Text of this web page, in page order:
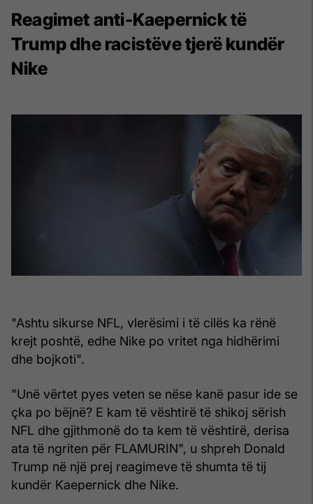
Reagimet anti-Kaepernick të
Trump dhe racistëve tjerë kundër
Nike
"Ashtu sikurse NFL, vlerësimi i të cilës ka rënë
krejt poshtë, edhe Nike po vritet nga hidhërimi
dhe bojkoti".
"Unë vërtet pyes veten se nëse kanë pasur ide se
çka po bëjnë? E kam të vështirë të shikoj sërish
NFL dhe gjithmonë do ta kem të vështirë, derisa
ata të ngriten për FLAMURIN", u shpreh Donald
Trump në një prej reagimeve të shumta të tij
kundër Kaepernick dhe Nike.